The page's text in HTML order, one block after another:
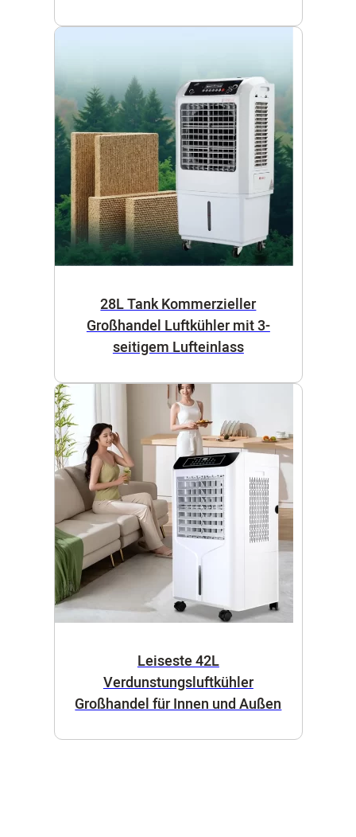
28L Tank Kommerzieller
Großhandel Luftkühler mit 3-
seitigem Lufteinlass
Leiseste 42L
Verdunstungsluftkühler
Großhandel für Innen und Außen